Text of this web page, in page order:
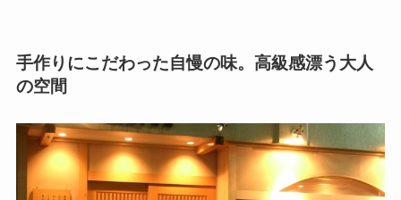
手作りにこだわった自慢の味。高級感漂う大人
の空間